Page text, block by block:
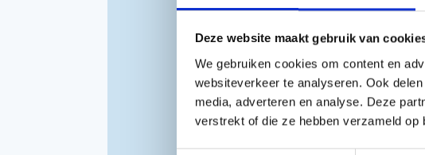
Deze website maakt gebruik van
We gebruiken cookies om content en
websiteverkeer te analyseren. Ook
media, adverteren en analyse. Deze
verstrekt of die ze hebben verzameld
Incl. BTW